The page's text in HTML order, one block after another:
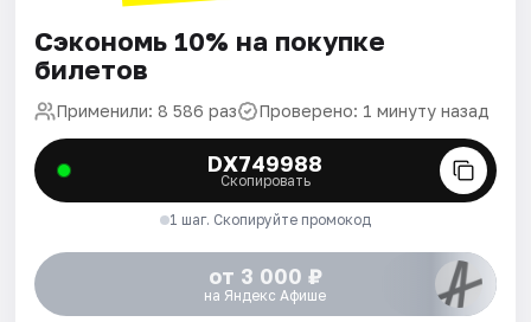
Сэкономь 10% на покупке
билетов
Применили: 8 586 раз Проверено: 1 минуту назад
DX749988
Скопировать
1 шаг. Скопируйте промокод
от 3 000 ₽
на Яндекс Афише